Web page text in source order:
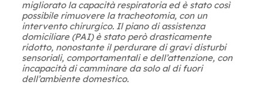
migliorato la capacità respiratoria ed è stato così
possibile rimuovere la tracheotomia, con un
intervento chirurgico. Il piano di assistenza
domiciliare (PAI) è stato però drasticamente
ridotto, nonostante il perdurare di gravi disturbi
sensoriali, comportamentali e dell’attenzione, con
incapacità di camminare da solo al di fuori
dell’ambiente domestico.